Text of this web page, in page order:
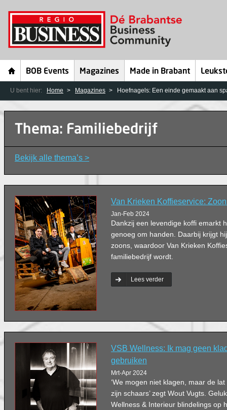
BOB Events Magazines Made in Brabant
U bent hier: Home Magazines Hoefnagels: Een einde gemaakt aan
Thema: Familiebedrijf
Bekijk alle thema’s >
Van Krieken Koffieservice:
Jan-Feb 2024
Dankzij een levendige koffi emarkt
genoeg om handen. Daarbij krijgt
zoons, waardoor Van Krieken
familiebedrijf wordt.
Lees verder
VSB Wellness: Ik mag geen
gebruiken
Mrt-Apr 2024
‘We mogen niet klagen, maar de
zijn schaars’ zegt Wout Vugts.
Wellness & Interieur blindelings op